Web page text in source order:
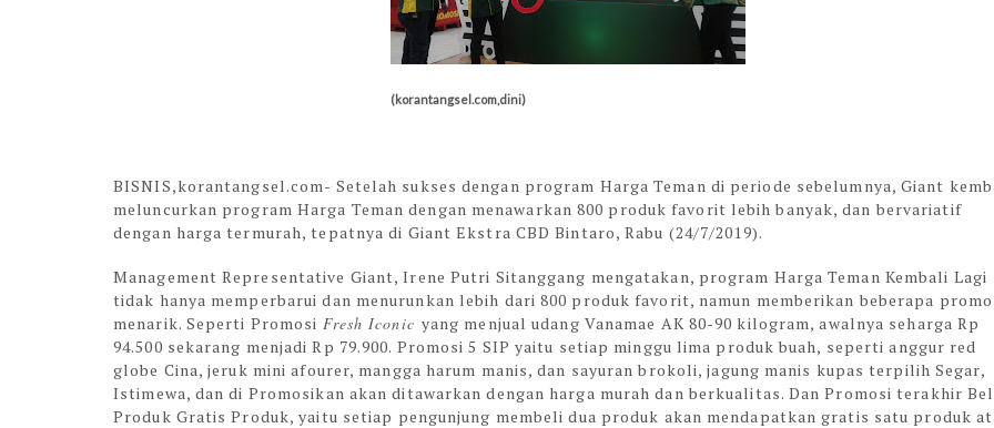
(korantangsel.com,dini)
BISNIS,korantangsel.com- Setelah sukses dengan program Harga Teman di periode sebelumnya, Giant
meluncurkan program Harga Teman dengan menawarkan 800 produk favorit lebih banyak, dan bervariatif
dengan harga termurah, tepatnya di Giant Ekstra CBD Bintaro, Rabu (24/7/2019).
Management Representative Giant, Irene Putri Sitanggang mengatakan, program Harga Teman Kembali Lagi
tidak hanya memperbarui dan menurunkan lebih dari 800 produk favorit, namun memberikan beberapa
menarik. Seperti Promosi Fresh Iconic yang menjual udang Vanamae AK 80-90 kilogram, awalnya seharga Rp
94.500 sekarang menjadi Rp 79.900. Promosi 5 SIP yaitu setiap minggu lima produk buah, seperti anggur red
globe Cina, jeruk mini afourer, mangga harum manis, dan sayuran brokoli, jagung manis kupas terpilih Segar,
Istimewa, dan di Promosikan akan ditawarkan dengan harga murah dan berkualitas. Dan Promosi terakhir
Produk Gratis Produk, yaitu setiap pengunjung membeli dua produk akan mendapatkan gratis satu produk